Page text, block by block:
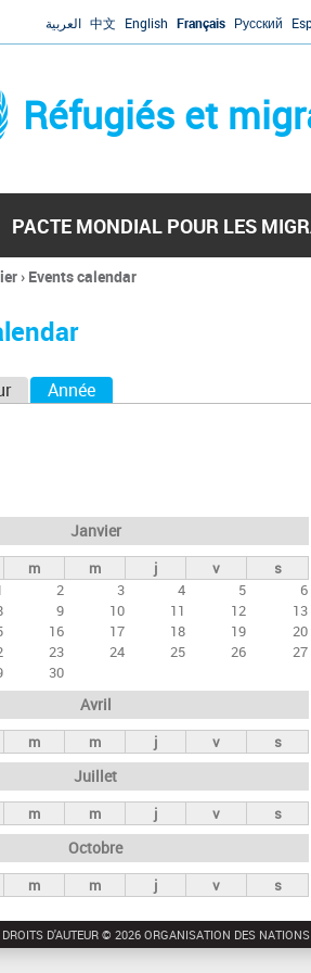
العربية 中文 English Français Русский
Réfugiés et
PACTE MONDIAL POUR LES
› Events calendar
Année
Janvier
m m j v
s
2 3 4 5
6
9 10 11 12
13
16 17 18 19
20
23 24 25 26
27
30
Avril
m m j v s
Juillet
m m j v s
Octobre
m m j v s
DROITS D'AUTEUR © 2026 ORGANISATION DES